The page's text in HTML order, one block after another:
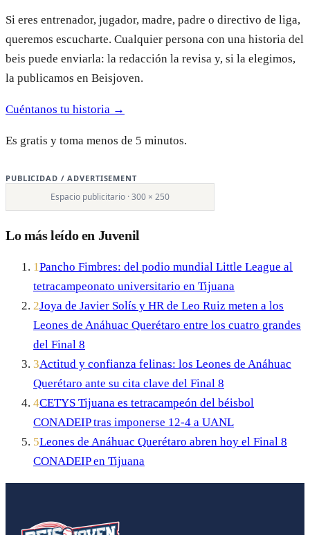
Si eres entrenador, jugador, madre, padre o directivo de liga,
queremos escucharte. Cualquier persona con una historia del
beis puede enviarla: la redacción la revisa y, si la elegimos,
la publicamos en Beisjoven.
Cuéntanos tu historia →
Es gratis y toma menos de 5 minutos.
PUBLICIDAD / ADVERTISEMENT
Espacio publicitario · 300 × 250
Lo más leído en Juvenil
1Pancho Fimbres: del podio mundial Little League al
tetracampeonato universitario en Tijuana
2Joya de Javier Solís y HR de Leo Ruiz meten a los
Leones de Anáhuac Querétaro entre los cuatro grandes
del Final 8
3Actitud y confianza felinas: los Leones de Anáhuac
Querétaro ante su cita clave del Final 8
4CETYS Tijuana es tetracampeón del béisbol
CONADEIP tras imponerse 12-4 a UANL
5Leones de Anáhuac Querétaro abren hoy el Final 8
CONADEIP en Tijuana